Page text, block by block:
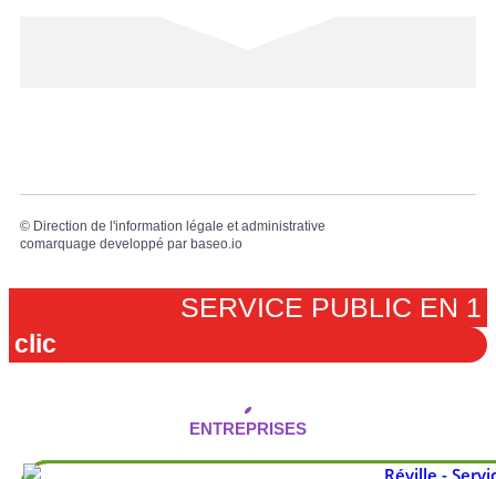
© Direction de l'information légale et administrative
comarquage developpé par baseo.io
SERVICE PUBLIC EN 1
clic
ENTREPRISES